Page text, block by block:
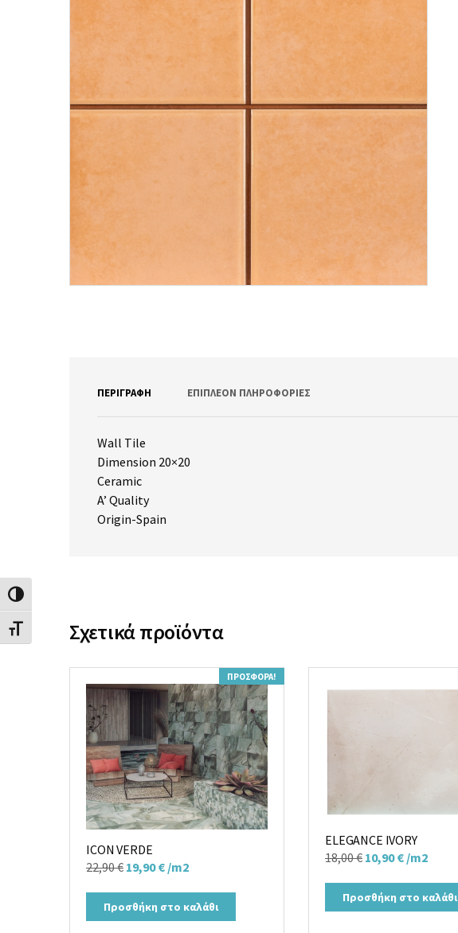
Εναλλαγή Υψηλής Αντίθεσης
Εναλλαγή Μεγέθους Γραμμάτων
ΠΕΡΙΓΡΑΦΉ ΕΠΙΠΛΈΟΝ ΠΛΗΡΟΦΟΡΊΕΣ
Wall Tile
Dimension 20×20
Ceramic
A’ Quality
Origin-Spain
Σχετικά προϊόντα
ΠΡΟΣΦΟΡΆ!
ICON VERDE
22,90€ Original
was:
22,90 €.
19,90€Η
τιμή
είναι:
/m2
Προσθήκη στο καλάθι
ELEGANCE IVORY
18,00€ Original
was:
18,00 €.
10,90€Η
τιμή
είναι:
/m2
Προσθήκη στο καλάθι